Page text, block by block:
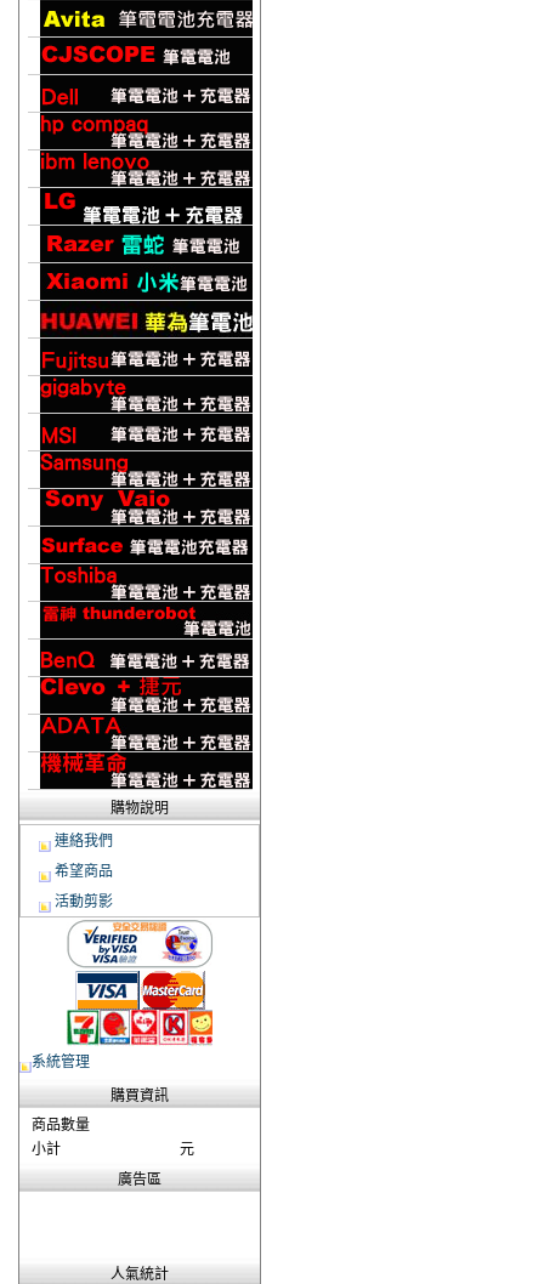
購物說明
連絡我們
希望商品
活動剪影
系統管理
購買資訊
商品數量
小計
元
廣告區
人氣統計